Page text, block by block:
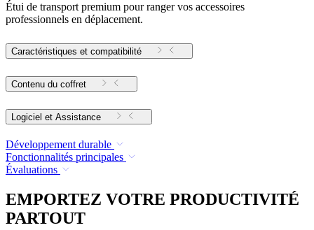
Étui de transport premium pour ranger vos accessoires
professionnels en déplacement.
Caractéristiques et compatibilité
Contenu du coffret
Logiciel et Assistance
Développement durable
Fonctionnalités principales
Évaluations
EMPORTEZ VOTRE PRODUCTIVITÉ
PARTOUT